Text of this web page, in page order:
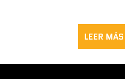
LEER MÁS